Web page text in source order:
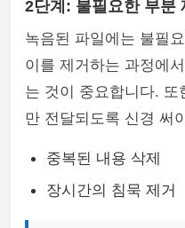
2단계: 불필요한 부분
녹음된 파일에는 불필
이를 제거하는 과정에
는 것이 중요합니다.
만 전달되도록 신경 써
중복된 내용 삭제
장시간의 침묵 제거